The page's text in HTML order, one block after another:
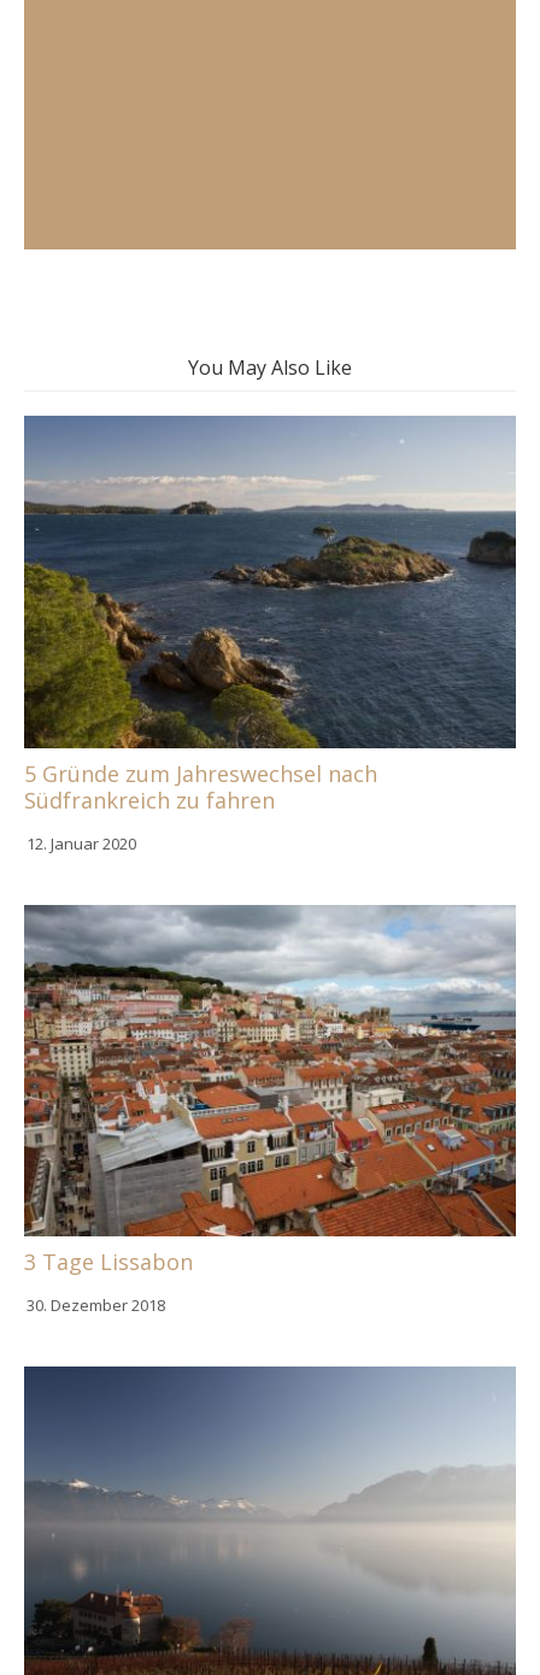
You May Also Like
5 Gründe zum Jahreswechsel nach
Südfrankreich zu fahren
12. Januar 2020
3 Tage Lissabon
30. Dezember 2018